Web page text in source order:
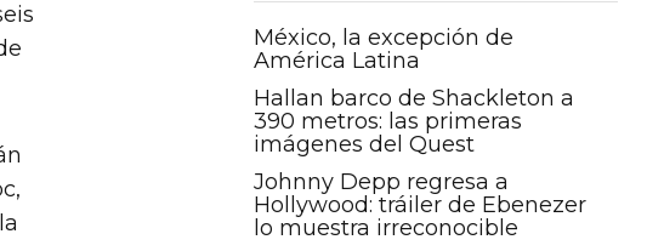
México, la excepción de
América Latina
Hallan barco de Shackleton a
390 metros: las primeras
imágenes del Quest
Johnny Depp regresa a
Hollywood: tráiler de Ebenezer
lo muestra irreconocible